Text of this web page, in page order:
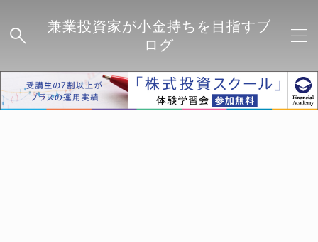
兼業投資家が小金持ちを目指すブ
ログ